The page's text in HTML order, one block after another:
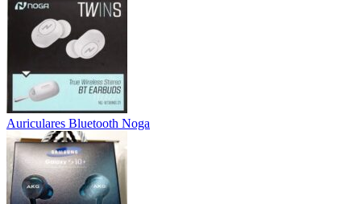
Auriculares Bluetooth Noga